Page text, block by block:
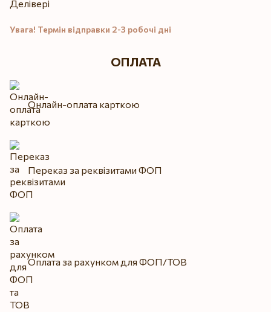
Увага! Термін відправки 2-3 робочі дні
ОПЛАТА
Онлайн-оплата карткою
Переказ за реквізитами ФОП
Оплата за рахунком для ФОП/ТОВ